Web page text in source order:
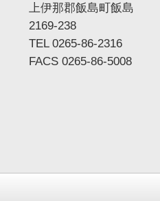
上伊那郡飯島町飯島
2169-238
TEL 0265-86-2316
FACS 0265-86-5008